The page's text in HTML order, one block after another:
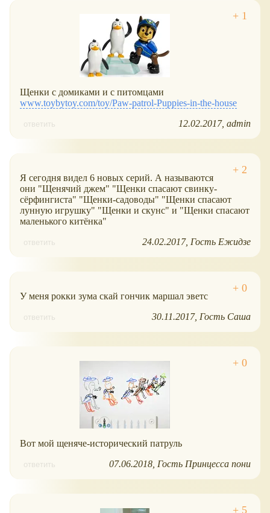
Щенки с домиками и с питомцами
www.toybytoy.com/toy/Paw-patrol-Puppies-in-the-house
ответить 12.02.2017 admin
Я сегодня видел 6 новых серий. А называются
они "Щенячий джем" "Щенки спасают свинку-
сёрфингиста" "Щенки-садоводы" "Щенки спасают
лунную игрушку" "Щенки и скунс" и "Щенки спасают
маленького китёнка"
ответить 24.02.2017 Гость Ежидзе
У меня рокки зума скай гончик маршал эветс
ответить 30.11.2017 Гость Саша
Вот мой щеняче-исторический патруль
ответить 07.06.2018 Гость Принцесса пони